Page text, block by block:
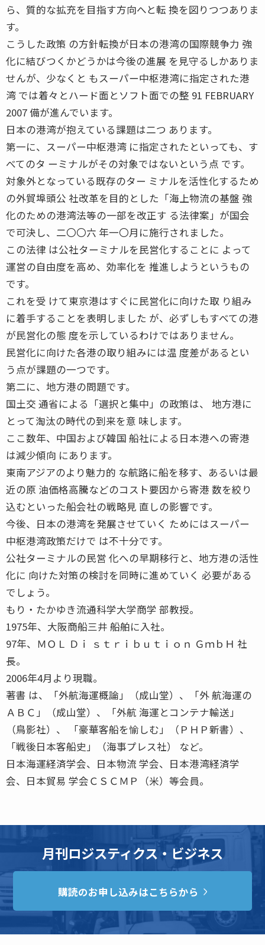
ら、質的な拡充を目指す方向へと転 換を図りつつありま
す。
こうした政策 の方針転換が日本の港湾の国際競争力 強
化に結びつくかどうかは今後の進展 を見守るしかありま
せんが、少なくと もスーパー中枢港湾に指定された港
湾 では着々とハード面とソフト面での整 91 FEBRUARY
2007 備が進んでいます。
日本の港湾が抱えている課題は二つ あります。
第一に、スーパー中枢港湾 に指定されたといっても、す
べてのタ ーミナルがその対象ではないという点 です。
対象外となっている既存のター ミナルを活性化するため
の外貿埠頭公 社改革を目的とした「海上物流の基盤 強
化のための港湾法等の一部を改正す る法律案」が国会
で可決し、二〇〇六 年一〇月に施行されました。
この法律 は公社ターミナルを民営化することに よって
運営の自由度を高め、効率化を 推進しようというもの
です。
これを受 けて東京港はすぐに民営化に向けた取 り組み
に着手することを表明しました が、必ずしもすべての港
が民営化の態 度を示しているわけではありません。
民営化に向けた各港の取り組みには温 度差があるとい
う点が課題の一つです。
第二に、地方港の問題です。
国土交 通省による「選択と集中」の政策は、 地方港に
とって淘汰の時代の到来を意 味します。
ここ数年、中国および韓国 船社による日本港への寄港
は減少傾向 にあります。
東南アジアのより魅力的 な航路に船を移す、あるいは最
近の原 油価格高騰などのコスト要因から寄港 数を絞り
込むといった船会社の戦略見 直しの影響です。
今後、日本の港湾を発展させていく ためにはスーパー
中枢港湾政策だけで は不十分です。
公社ターミナルの民営 化への早期移行と、地方港の活性
化に 向けた対策の検討を同時に進めていく 必要がある
でしょう。
もり・たかゆき流通科学大学商学 部教授。
1975年、大阪商船三井 船舶に入社。
97年、ＭＯＬ Ｄｉ ｓｔｒｉｂｕｔｉｏｎ ＧｍｂＨ 社
長。
2006年4月より現職。
著書 は、「外航海運概論」（成山堂）、「外 航海運の
ＡＢＣ」（成山堂）、「外航 海運とコンテナ輸送」
（鳥影社）、 「豪華客船を愉しむ」（ＰＨＰ新書）、
「戦後日本客船史」（海事プレス社） など。
日本海運経済学会、日本物流 学会、日本港湾経済学
会、日本貿易 学会ＣＳＣＭＰ（米）等会員。
月刊ロジスティクス・ビジネス
購読のお申し込みはこちらから